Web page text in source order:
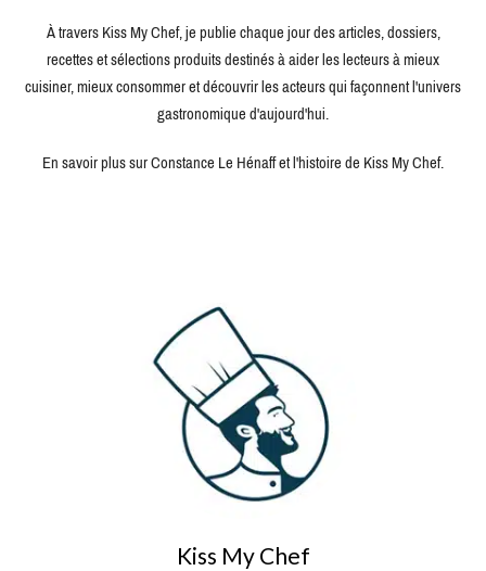
À travers Kiss My Chef, je publie chaque jour des articles, dossiers,
recettes et sélections produits destinés à aider les lecteurs à mieux
cuisiner, mieux consommer et découvrir les acteurs qui façonnent l'univers
gastronomique d'aujourd'hui.
En savoir plus sur Constance Le Hénaff et l'histoire de Kiss My Chef.
Kiss My Chef